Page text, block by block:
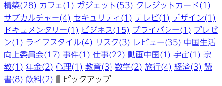
構築(28) カフェ(1) ガジェット(53) クレジットカード(1)
サブカルチャー(4) セキュリティ(1) テレビ(1) デザイン(1)
ドキュメンタリー(1) ビジネス(15) プライバシー(1) プレゼ
ン(1) ライフスタイル(4) リスク(3) レビュー(35) 中国生活
向上委員会(17) 事件(1) 仕事(22) 動画中国(1) 宇宙(1) 宗
教(1) 年金(2) 心理(1) 教育(3) 数学(2) 旅行(4) 経済(3) 読
書(8) 飲料(2)
ピックアップ